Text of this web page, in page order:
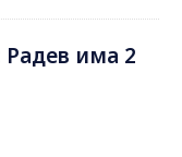
Радев има 2